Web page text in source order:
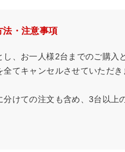
法・注意事項
、お一人様2台までのご購入
てキャンセルさせていただ
分けての注文も含め、3台以上